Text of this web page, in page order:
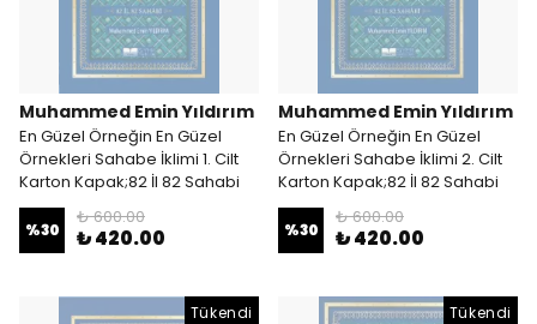
Muhammed Emin Yıldırım
En Güzel Örneğin En Güzel
Örnekleri Sahabe İklimi 1. Cilt
Karton Kapak;82 İl 82 Sahabi
%30
₺ 600.00
₺ 420.00
Muhammed Emin Yıldırım
En Güzel Örneğin En Güzel
Örnekleri Sahabe İklimi 2. Cilt
Karton Kapak;82 İl 82 Sahabi
%30
₺ 600.00
₺ 420.00
Tükendi Tükendi